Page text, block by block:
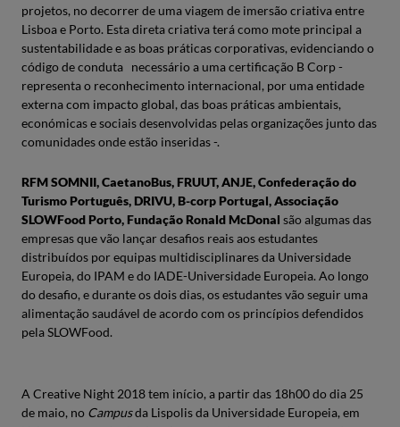
projetos, no decorrer de uma viagem de imersão criativa entre
Lisboa e Porto. Esta direta criativa terá como mote principal a
sustentabilidade e as boas práticas corporativas, evidenciando o
código de conduta necessário a uma certificação B Corp -
representa o reconhecimento internacional, por uma entidade
externa com impacto global, das boas práticas ambientais,
económicas e sociais desenvolvidas pelas organizações junto das
comunidades onde estão inseridas -.
RFM SOMNII, CaetanoBus, FRUUT, ANJE, Confederação do
Turismo Português, DRIVU, B-corp Portugal, Associação
SLOWFood Porto, Fundação Ronald McDonal são algumas das
empresas que vão lançar desafios reais aos estudantes
distribuídos por equipas multidisciplinares da Universidade
Europeia, do IPAM e do IADE-Universidade Europeia. Ao longo
do desafio, e durante os dois dias, os estudantes vão seguir uma
alimentação saudável de acordo com os princípios defendidos
pela SLOWFood.
A Creative Night 2018 tem início, a partir das 18h00 do dia 25
de maio, no Campusda Lispolis da Universidade Europeia, em